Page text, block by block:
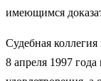
имеющимся
Судебная
8 апреля 1997